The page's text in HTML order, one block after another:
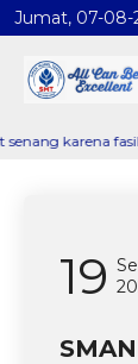
Jumat, 07-08-
19